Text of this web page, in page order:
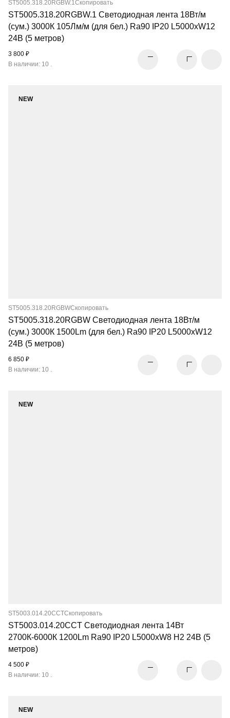
ST5005.318.20RGBW.1 Скопировать
ST5005.318.20RGBW.1 Светодиодная лента 18Вт/м
(сум.) 3000К 105Лм/м (для бел.) Ra90 IP20 L5000xW12
24В (5 метров)
3 800 ₽
В наличии: 10 .
NEW
ST5005.318.20RGBWСкопировать
ST5005.318.20RGBW Светодиодная лента 18Вт/м
(сум.) 3000К 1500Lm (для бел.) Ra90 IP20 L5000xW12
24В (5 метров)
6 850 ₽
В наличии: 10 .
NEW
ST5003.014.20CCTСкопировать
ST5003.014.20CCT Светодиодная лента 14Вт
2700К-6000К 1200Lm Ra90 IP20 L5000xW8 H2 24В (5
метров)
4 500 ₽
В наличии: 10 .
NEW